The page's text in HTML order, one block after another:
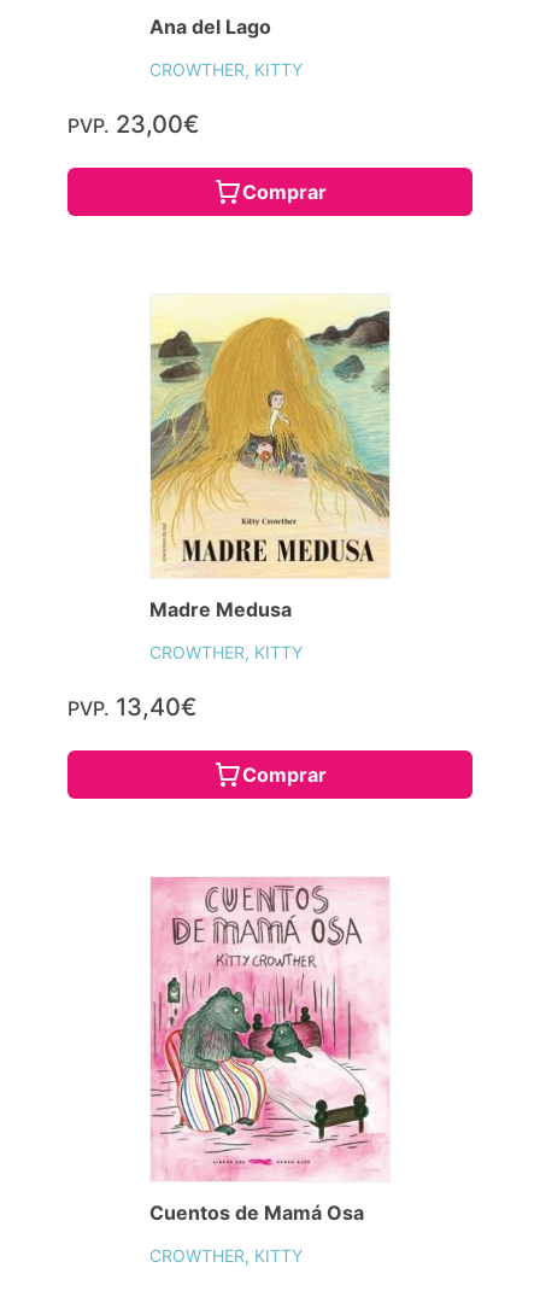
Ana del Lago
CROWTHER, KITTY
PVP. 23,00€
Comprar
Madre Medusa
CROWTHER, KITTY
PVP. 13,40€
Comprar
Cuentos de Mamá Osa
CROWTHER, KITTY